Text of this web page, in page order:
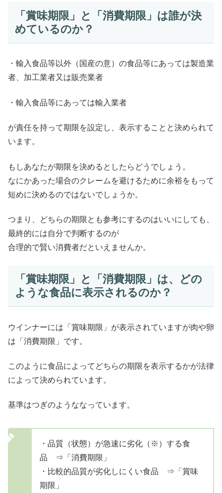
「賞味期限」と「消費期限」は誰が決
めているのか？
・輸入食品等以外（国産の意）の食品等にあっては製造業
者、加工業者又は販売業者
・輸入食品等にあっては輸入業者
が責任を持って期限を設定し、表示することと決められて
います。
もしあなたが期限を決めるとしたらどうでしょう。
なにかあった場合のクレームを避けるために余裕をもって
短めに決めるのではないでしょうか。
つまり、どちらの期限とも参考にするのはいいにしても、
最終的には自分で判断するのが
合理的で賢い消費者だといえませんか。
「賞味期限」と「消費期限」は、どの
ような食品に表示されるのか？
ウインナーには「賞味期限」が表示されていますが肉や卵
は「消費期限」です。
このように食品によってどちらの期限を表示するかが法律
によって決められています。
基準はつぎのようななっています。
・品質（状態）が急速に劣化（※）する食
品 ⇒「消費期限」
・比較的品質が劣化しにくい食品 ⇒「賞味
期限」